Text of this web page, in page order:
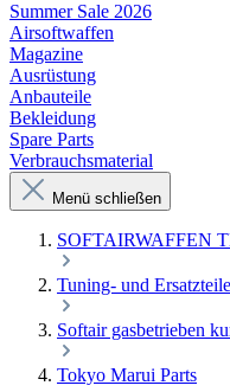
Summer Sale 2026
Airsoftwaffen
Magazine
Ausrüstung
Anbauteile
Bekleidung
Spare Parts
Verbrauchsmaterial
Menü schließen
SOFTAIRWAFFEN
Tuning- und Ersatzteile
Softair gasbetrieben
Tokyo Marui Parts